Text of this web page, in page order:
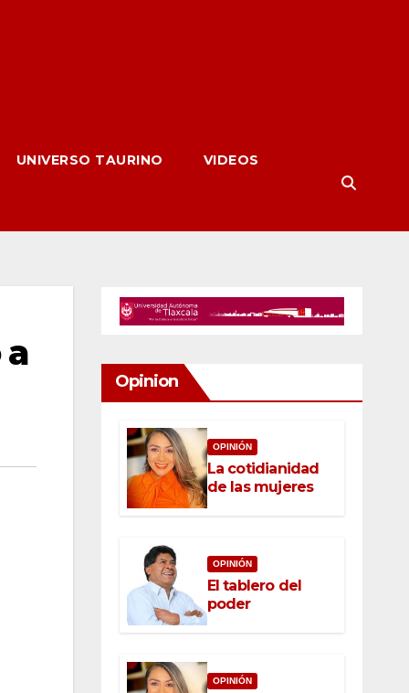
UNIVERSO TAURINO VIDEOS
Opinion
OPINIÓN
La cotidianidad
de las mujeres
OPINIÓN
El tablero del
poder
OPINIÓN